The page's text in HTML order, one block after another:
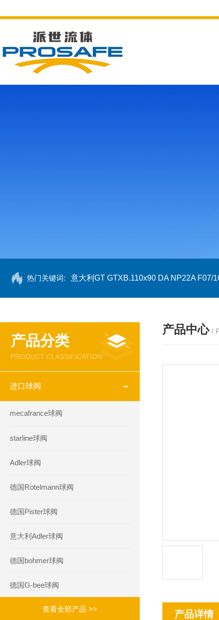
热门关键词: 意大利GT GTXB.110x90 DA NP22A F07/
产品分类
PRODUCT CLASSIFICATION
进口球阀
mecafrance球阀
starline球阀
Adler球阀
德国Rotelmann球阀
德国Pister球阀
意大利Adler球阀
德国bohmer球阀
德国G-bee球阀
查看全部产品 >>
产品中心 /
产品详情